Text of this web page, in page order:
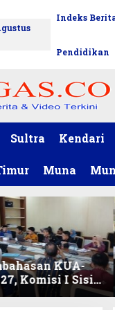
Indeks
Pendidikan
Sultra Kendari
Muna
KUA-
Komisi I Sisir
Prioritas